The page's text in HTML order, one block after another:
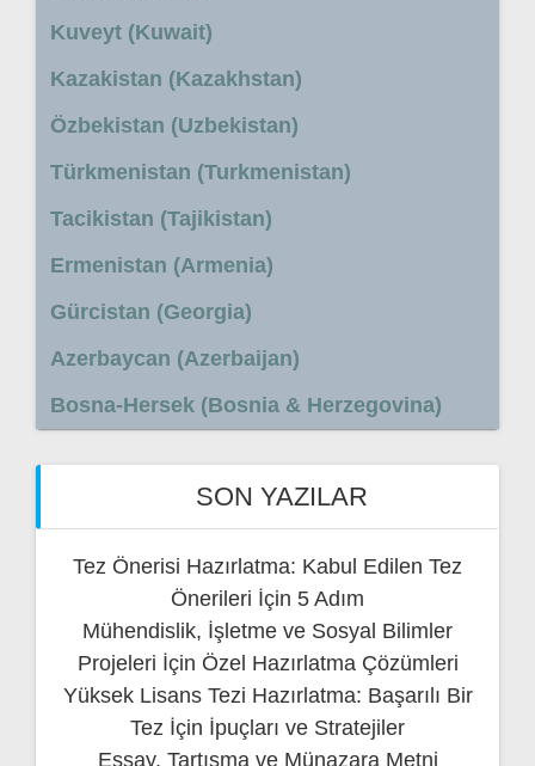
Kuveyt (Kuwait)
Kazakistan (Kazakhstan)
Özbekistan (Uzbekistan)
Türkmenistan (Turkmenistan)
Tacikistan (Tajikistan)
Ermenistan (Armenia)
Gürcistan (Georgia)
Azerbaycan (Azerbaijan)
Bosna-Hersek (Bosnia & Herzegovina)
SON YAZILAR
Tez Önerisi Hazırlatma: Kabul Edilen Tez
Önerileri İçin 5 Adım
Mühendislik, İşletme ve Sosyal Bilimler
Projeleri İçin Özel Hazırlatma Çözümleri
Yüksek Lisans Tezi Hazırlatma: Başarılı Bir
Tez İçin İpuçları ve Stratejiler
Essay, Tartışma ve Münazara Metni